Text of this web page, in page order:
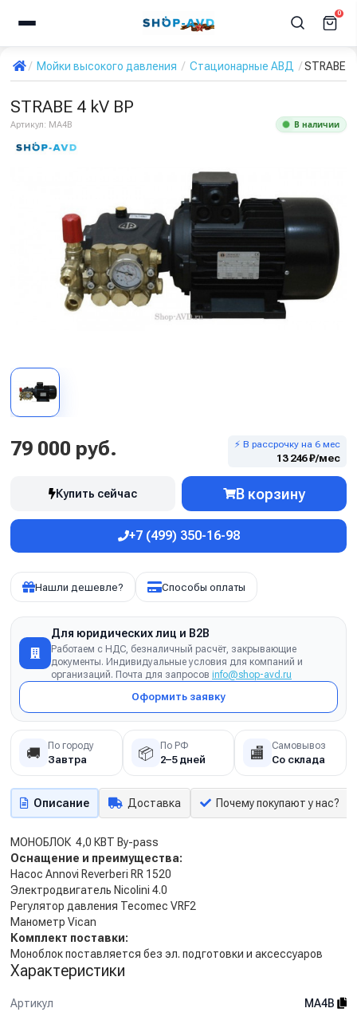
0
Мойки высокого давления Стационарные АВД STRABE 4
STRABE 4 kV BP
Артикул: MA4B В наличии
79 000 руб. ⚡ В рассрочку на 6 мес
13 246 ₽/мес
Купить сейчас В корзину
+7 (499) 350-16-98
Нашли дешевле? Способы оплаты
Для юридических лиц и B2B
Работаем с НДС, безналичный расчёт, закрывающие
документы. Индивидуальные условия для компаний и
организаций. Почта для запросов info@shop-avd.ru
Оформить заявку
🚚 По городу
Завтра 📦 По РФ
2–5 дней 🏬 Самовывоз
Со склада
Описание Доставка Почему покупают у нас?
МОНОБЛОК 4,0 КВТ By-pass
Оснащение и преимущества:
Насос Annovi Reverberi RR 1520
Электродвигатель Nicolini 4.0
Регулятор давления Tecomec VRF2
Манометр Vican
Комплект поставки:
Моноблок поставляется без эл. подготовки и аксессуаров
Характеристики
Артикул
MA4B